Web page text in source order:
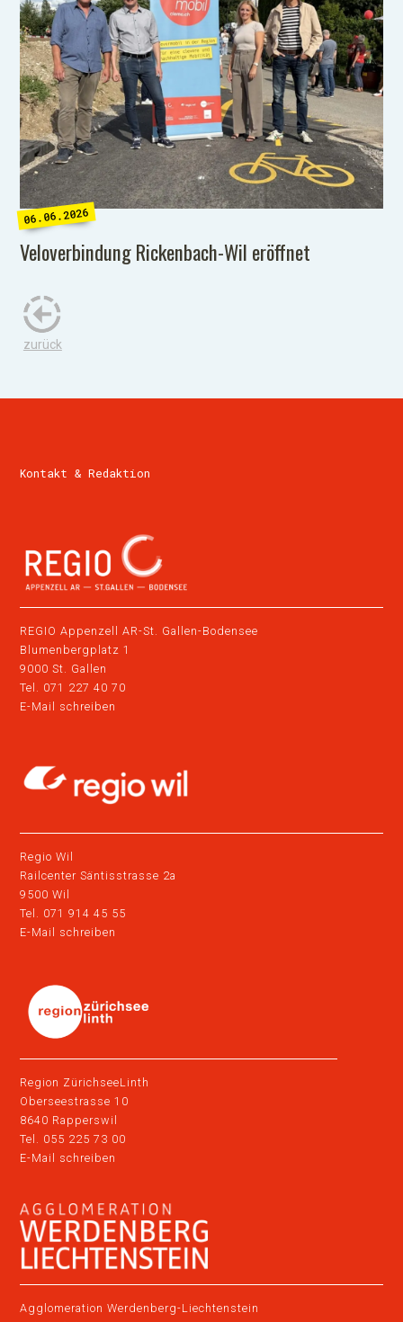
06.06.2026
Veloverbindung Rickenbach-Wil eröffnet
zurück
Kontakt & Redaktion
REGIO Appenzell AR-St. Gallen-Bodensee
Blumenbergplatz 1
9000 St. Gallen
Tel. 071 227 40 70
E-Mail schreiben
Regio Wil
Railcenter Säntisstrasse 2a
9500 Wil
Tel. 071 914 45 55
E-Mail schreiben
Region ZürichseeLinth
Oberseestrasse 10
8640 Rapperswil
Tel. 055 225 73 00
E-Mail schreiben
Agglomeration Werdenberg-Liechtenstein